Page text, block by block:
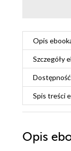
Opis
Szczegóły
Spis treści
Opis